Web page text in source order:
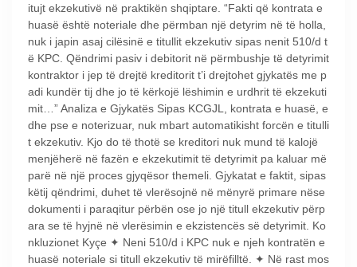
itujt ekzekutivë në praktikën shqiptare. “Fakti që kontrata e
huasë është noteriale dhe përmban një detyrim në të holla,
nuk i japin asaj cilësinë e titullit ekzekutiv sipas nenit 510/d t
ë KPC. Qëndrimi pasiv i debitorit në përmbushje të detyrimit
kontraktor i jep të drejtë kreditorit t’i drejtohet gjykatës me p
adi kundër tij dhe jo të kërkojë lëshimin e urdhrit të ekzekuti
mit…” Analiza e Gjykatës Sipas KCGJL, kontrata e huasë, e
dhe pse e noterizuar, nuk mbart automatikisht forcën e titulli
t ekzekutiv. Kjo do të thotë se kreditori nuk mund të kalojë
menjëherë në fazën e ekzekutimit të detyrimit pa kaluar më
parë në një proces gjyqësor themeli. Gjykatat e faktit, sipas
këtij qëndrimi, duhet të vlerësojnë në mënyrë primare nëse
dokumenti i paraqitur përbën ose jo një titull ekzekutiv përp
ara se të hyjnë në vlerësimin e ekzistencës së detyrimit. Ko
nkluzionet Kyçe ✦ Neni 510/d i KPC nuk e njeh kontratën e
huasë noteriale si titull ekzekutiv të mirëfilltë. ✦ Në rast mos